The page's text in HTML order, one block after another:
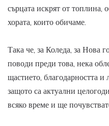
сърцата искрят от топлина,
хората, които обичаме.
Така че, за Коледа, за Нова
поводи преди това, нека
щастието, благодарността
защото са актуални
всяко време и ще